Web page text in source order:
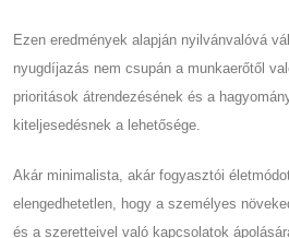
Ezen eredmények alapján nyilvánvalóvá
nyugdíjazás nem csupán a munkaerőtől
prioritások átrendezésének és a
kiteljesedésnek a lehetősége.
Akár minimalista, akár fogyasztói
elengedhetetlen, hogy a személyes
és a szeretteivel való kapcsolatok